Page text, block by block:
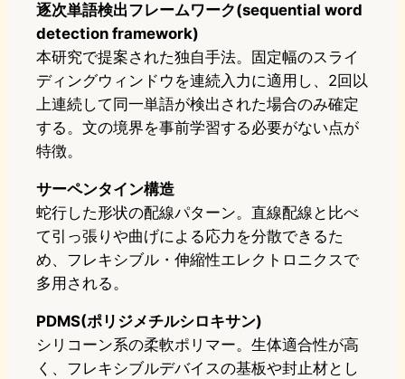
逐次単語検出フレームワーク(sequential word
detection framework)
本研究で提案された独自手法。固定幅のスライ
ディングウィンドウを連続入力に適用し、2回以
上連続して同一単語が検出された場合のみ確定
する。文の境界を事前学習する必要がない点が
特徴。
サーペンタイン構造
蛇行した形状の配線パターン。直線配線と比べ
て引っ張りや曲げによる応力を分散できるた
め、フレキシブル・伸縮性エレクトロニクスで
多用される。
PDMS(ポリジメチルシロキサン)
シリコーン系の柔軟ポリマー。生体適合性が高
く、フレキシブルデバイスの基板や封止材とし